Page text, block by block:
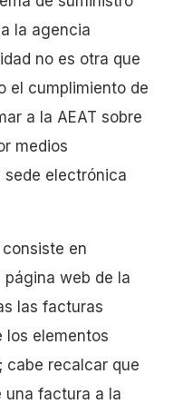
la agencia
no es otra que
el cumplimiento de
a la AEAT sobre
medios
electrónica
en
web de la
las facturas
los elementos
cabe recalcar que
una factura a la